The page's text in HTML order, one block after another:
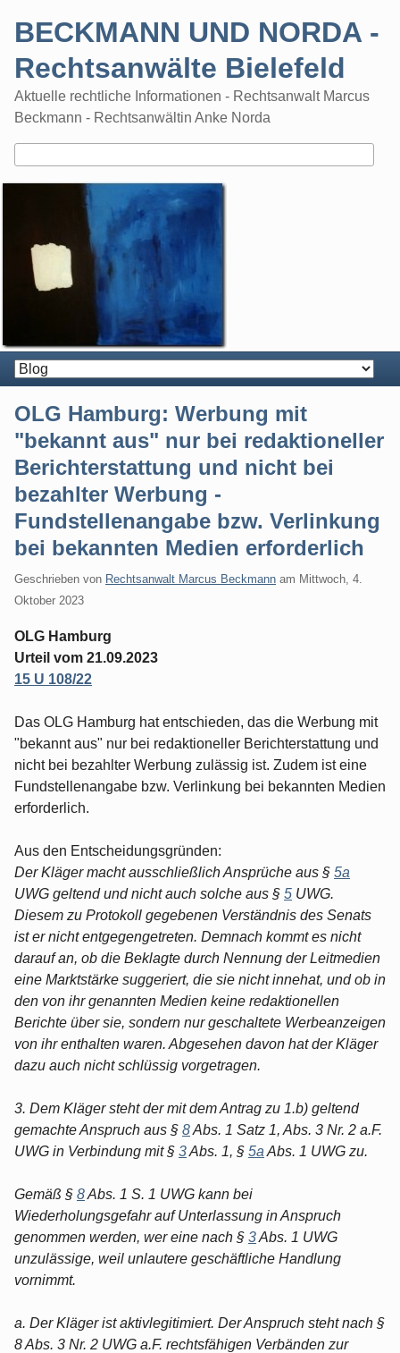
BECKMANN UND NORDA -
Rechtsanwälte Bielefeld
Aktuelle rechtliche Informationen - Rechtsanwalt Marcus
Beckmann - Rechtsanwältin Anke Norda
OLG Hamburg: Werbung mit
"bekannt aus" nur bei redaktioneller
Berichterstattung und nicht bei
bezahlter Werbung -
Fundstellenangabe bzw. Verlinkung
bei bekannten Medien erforderlich
Geschrieben von Rechtsanwalt Marcus Beckmann am Mittwoch, 4.
Oktober 2023
OLG Hamburg
Urteil vom 21.09.2023
15 U 108/22
Das OLG Hamburg hat entschieden, das die Werbung mit
"bekannt aus" nur bei redaktioneller Berichterstattung und
nicht bei bezahlter Werbung zulässig ist. Zudem ist eine
Fundstellenangabe bzw. Verlinkung bei bekannten Medien
erforderlich.
Aus den Entscheidungsgründen:
Der Kläger macht ausschließlich Ansprüche aus § 5a
UWG geltend und nicht auch solche aus § 5 UWG.
Diesem zu Protokoll gegebenen Verständnis des Senats
ist er nicht entgegengetreten. Demnach kommt es nicht
darauf an, ob die Beklagte durch Nennung der Leitmedien
eine Marktstärke suggeriert, die sie nicht innehat, und ob in
den von ihr genannten Medien keine redaktionellen
Berichte über sie, sondern nur geschaltete Werbeanzeigen
von ihr enthalten waren. Abgesehen davon hat der Kläger
dazu auch nicht schlüssig vorgetragen.
3. Dem Kläger steht der mit dem Antrag zu 1.b) geltend
gemachte Anspruch aus § 8Abs. 1 Satz 1, Abs. 3 Nr. 2 a.F.
UWG in Verbindung mit § 3Abs. 1, § 5a Abs. 1 UWG zu.
Gemäß § 8Abs. 1 S. 1 UWG kann bei
Wiederholungsgefahr auf Unterlassung in Anspruch
genommen werden, wer eine nach § 3Abs. 1 UWG
unzulässige, weil unlautere geschäftliche Handlung
vornimmt.
a. Der Kläger ist aktivlegitimiert. Der Anspruch steht nach §
8 Abs. 3 Nr. 2 UWG a.F. rechtsfähigen Verbänden zur